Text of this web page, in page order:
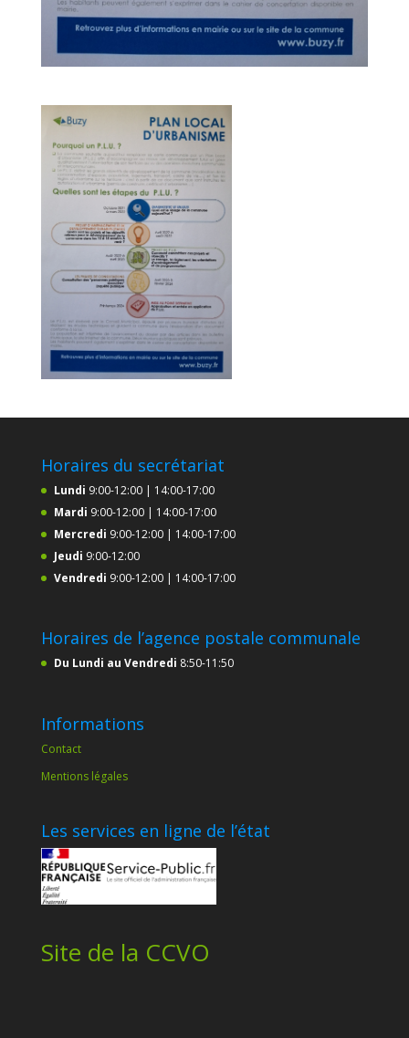
Horaires du secrétariat
Lundi 9:00-12:00 | 14:00-17:00
Mardi 9:00-12:00 | 14:00-17:00
Mercredi 9:00-12:00 | 14:00-17:00
Jeudi 9:00-12:00
Vendredi 9:00-12:00 | 14:00-17:00
Horaires de l’agence postale communale
Du Lundi au Vendredi 8:50-11:50
Informations
Contact
Mentions légales
Les services en ligne de l’état
Site de la CCVO